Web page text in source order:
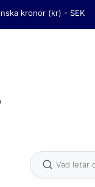
kronor (kr) - SEK